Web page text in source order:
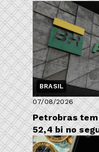
BRASIL
07/08/2026
Petrobras
52,4 bi no